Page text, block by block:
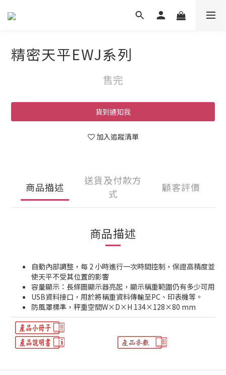
精密天平EWJ系列
售完
貨到通知我
加入追蹤清單
商品描述
送貨及付款方
式
顧客評價
商品描述
自動內部調整，每 2 小時進行一次時間控制，保證高精度並
使天平不受其位置的影響
容量顯示：長條圖顯示器亮起，顯示稱重範圍仍有多少可用
USB資料接口，用於將稱重資料傳輸至PC、印表機等。
防風罩標準，秤重空間W×D×H 134×128×80 mm